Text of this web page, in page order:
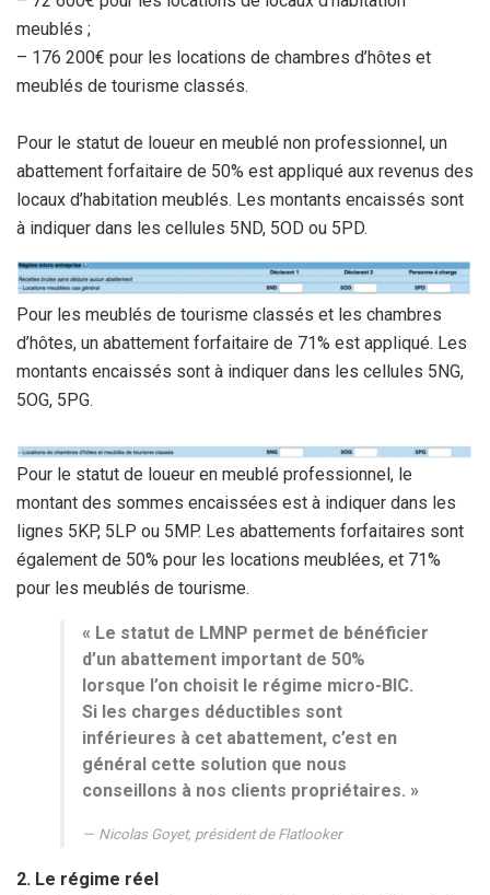
meublés ;
– 176 200€ pour les locations de chambres d’hôtes et
meublés de tourisme classés.
Pour le statut de loueur en meublé non professionnel, un
abattement forfaitaire de 50% est appliqué aux revenus des
locaux d’habitation meublés. Les montants encaissés sont
à indiquer dans les cellules 5ND, 5OD ou 5PD.
Pour les meublés de tourisme classés et les chambres
d’hôtes, un abattement forfaitaire de 71% est appliqué. Les
montants encaissés sont à indiquer dans les cellules 5NG,
5OG, 5PG.
Pour le statut de loueur en meublé professionnel, le
montant des sommes encaissées est à indiquer dans les
lignes 5KP, 5LP ou 5MP. Les abattements forfaitaires sont
également de 50% pour les locations meublées, et 71%
pour les meublés de tourisme.
« Le statut de LMNP permet de bénéficier
d’un abattement important de 50%
lorsque l’on choisit le régime micro-BIC.
Si les charges déductibles sont
inférieures à cet abattement, c’est en
général cette solution que nous
conseillons à nos clients propriétaires. »
Nicolas Goyet, président de Flatlooker
2. Le régime réel